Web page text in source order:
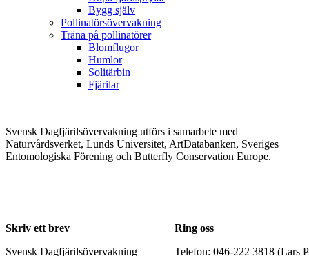
Bygg själv
Pollinatörsövervakning
Träna på pollinatörer
Blomflugor
Humlor
Solitärbin
Fjärilar
Svensk Dagfjärilsövervakning utförs i samarbete med
Naturvårdsverket, Lunds Universitet, ArtDatabanken, Sveriges
Entomologiska Förening och Butterfly Conservation Europe.
Skriv ett brev
Svensk Dagfjärilsövervakning
Ring oss
Telefon: 046-222 3818 (Lars